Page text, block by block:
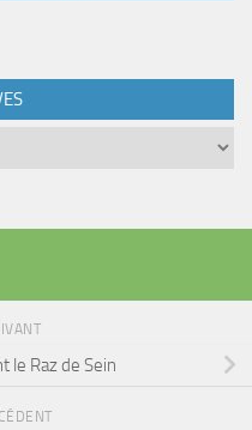
le Raz de Sein